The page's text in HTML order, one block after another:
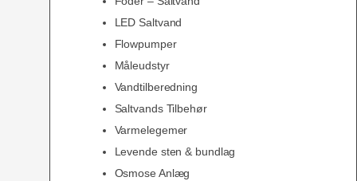
LED Saltvand
Flowpumper
Måleudstyr
Vandtilberedning
Saltvands Tilbehør
Varmelegemer
Levende sten & bundlag
Osmose Anlæg